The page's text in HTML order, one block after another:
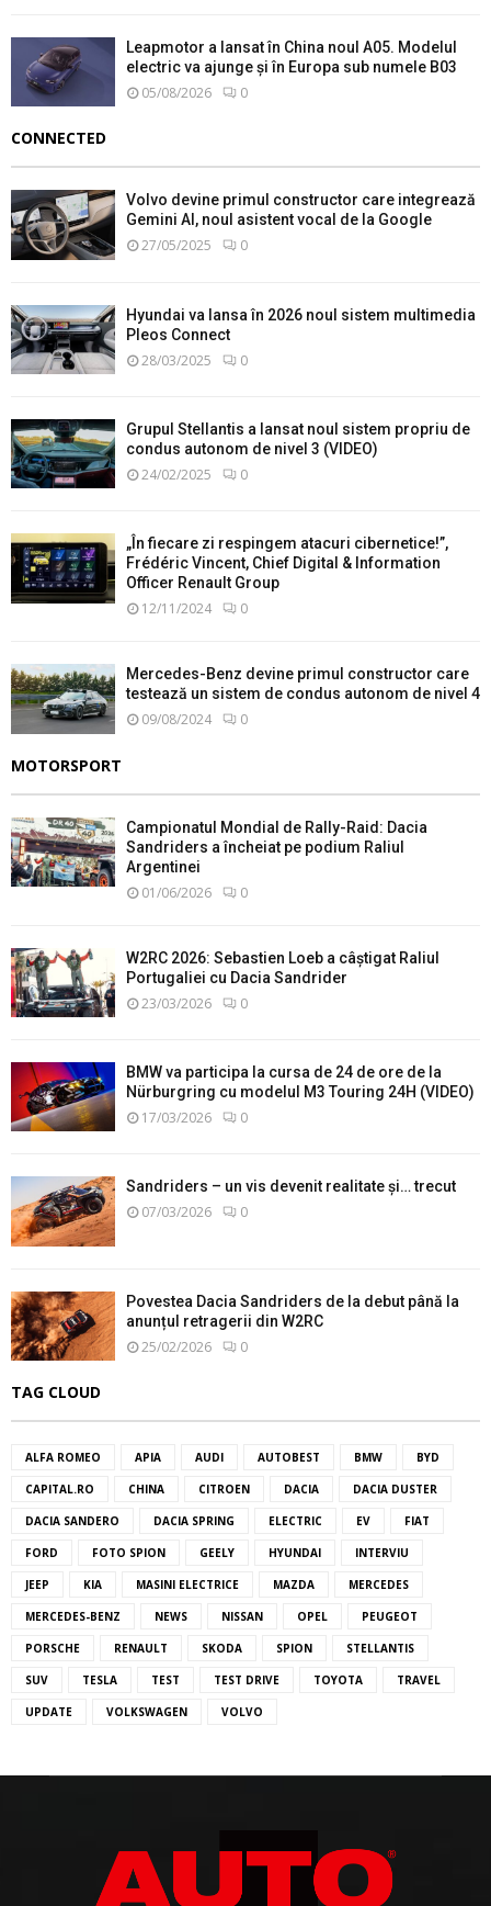
Leapmotor a lansat în China noul A05. Modelul
electric va ajunge și în Europa sub numele B03
05/08/2026 0
CONNECTED
Volvo devine primul constructor care integrează
Gemini AI, noul asistent vocal de la Google
27/05/2025 0
Hyundai va lansa în 2026 noul sistem multimedia
Pleos Connect
28/03/2025 0
Grupul Stellantis a lansat noul sistem propriu de
condus autonom de nivel 3 (VIDEO)
24/02/2025 0
„În fiecare zi respingem atacuri cibernetice!”,
Frédéric Vincent, Chief Digital & Information
Officer Renault Group
12/11/2024 0
Mercedes-Benz devine primul constructor care
testează un sistem de condus autonom de nivel 4
09/08/2024 0
MOTORSPORT
Campionatul Mondial de Rally-Raid: Dacia
Sandriders a încheiat pe podium Raliul
Argentinei
01/06/2026 0
W2RC 2026: Sebastien Loeb a câștigat Raliul
Portugaliei cu Dacia Sandrider
23/03/2026 0
BMW va participa la cursa de 24 de ore de la
Nürburgring cu modelul M3 Touring 24H (VIDEO)
17/03/2026 0
Sandriders – un vis devenit realitate și… trecut
07/03/2026 0
Povestea Dacia Sandriders de la debut până la
anunțul retragerii din W2RC
25/02/2026 0
TAG CLOUD
ALFA ROMEO APIA AUDI AUTOBEST BMW BYD
CAPITAL.RO CHINA CITROEN DACIA DACIA DUSTER
DACIA SANDERO DACIA SPRING ELECTRIC EV FIAT
FORD FOTO SPION GEELY HYUNDAI INTERVIU
JEEP KIA MASINI ELECTRICE MAZDA MERCEDES
MERCEDES-BENZ NEWS NISSAN OPEL PEUGEOT
PORSCHE RENAULT SKODA SPION STELLANTIS
SUV TESLA TEST TEST DRIVE TOYOTA TRAVEL
UPDATE VOLKSWAGEN VOLVO